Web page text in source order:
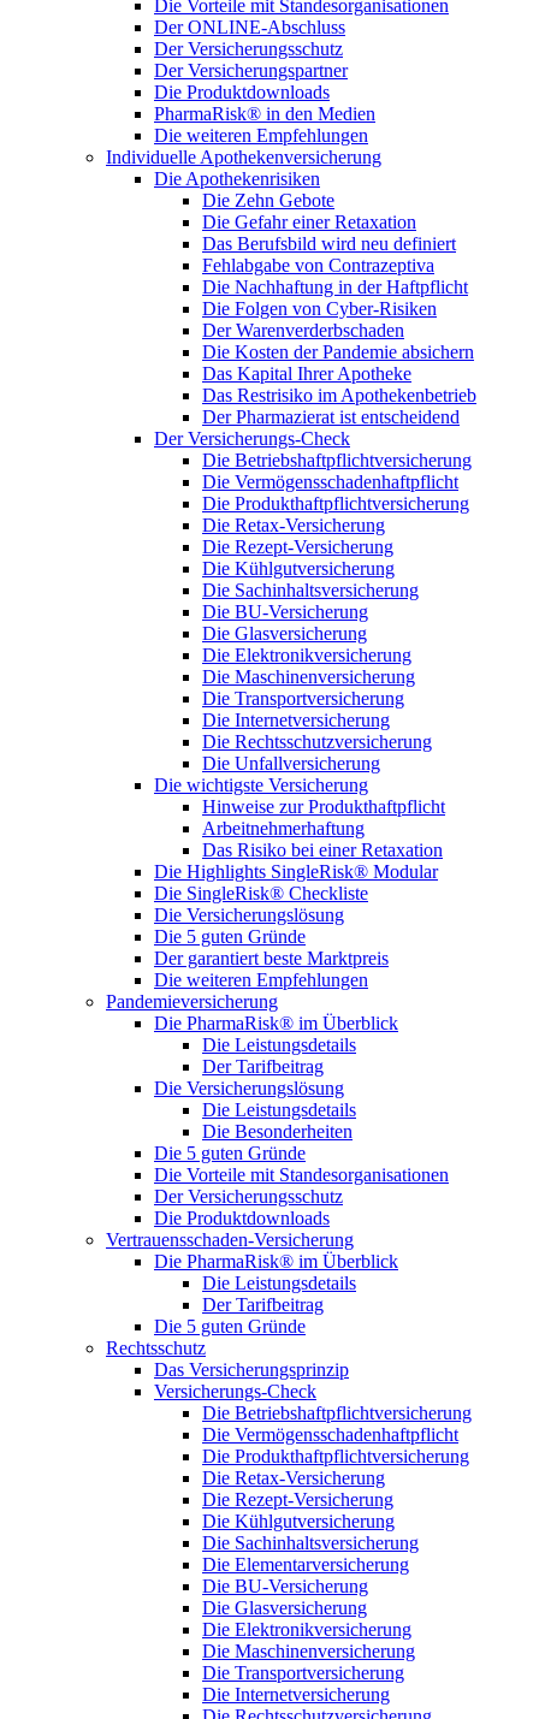
Die Vorteile mit Standesorganisationen
Der ONLINE-Abschluss
Der Versicherungsschutz
Der Versicherungspartner
Die Produktdownloads
PharmaRisk® in den Medien
Die weiteren Empfehlungen
Individuelle Apothekenversicherung
Die Apothekenrisiken
Die Zehn Gebote
Die Gefahr einer Retaxation
Das Berufsbild wird neu definiert
Fehlabgabe von Contrazeptiva
Die Nachhaftung in der Haftpflicht
Die Folgen von Cyber-Risiken
Der Warenverderbschaden
Die Kosten der Pandemie absichern
Das Kapital Ihrer Apotheke
Das Restrisiko im Apothekenbetrieb
Der Pharmazierat ist entscheidend
Der Versicherungs-Check
Die Betriebshaftpflichtversicherung
Die Vermögensschadenhaftpflicht
Die Produkthaftpflichtversicherung
Die Retax-Versicherung
Die Rezept-Versicherung
Die Kühlgutversicherung
Die Sachinhaltsversicherung
Die BU-Versicherung
Die Glasversicherung
Die Elektronikversicherung
Die Maschinenversicherung
Die Transportversicherung
Die Internetversicherung
Die Rechtsschutzversicherung
Die Unfallversicherung
Die wichtigste Versicherung
Hinweise zur Produkthaftpflicht
Arbeitnehmerhaftung
Das Risiko bei einer Retaxation
Die Highlights SingleRisk® Modular
Die SingleRisk® Checkliste
Die Versicherungslösung
Die 5 guten Gründe
Der garantiert beste Marktpreis
Die weiteren Empfehlungen
Pandemieversicherung
Die PharmaRisk® im Überblick
Die Leistungsdetails
Der Tarifbeitrag
Die Versicherungslösung
Die Leistungsdetails
Die Besonderheiten
Die 5 guten Gründe
Die Vorteile mit Standesorganisationen
Der Versicherungsschutz
Die Produktdownloads
Vertrauensschaden-Versicherung
Die PharmaRisk® im Überblick
Die Leistungsdetails
Der Tarifbeitrag
Die 5 guten Gründe
Rechtsschutz
Das Versicherungsprinzip
Versicherungs-Check
Die Betriebshaftpflichtversicherung
Die Vermögensschadenhaftpflicht
Die Produkthaftpflichtversicherung
Die Retax-Versicherung
Die Rezept-Versicherung
Die Kühlgutversicherung
Die Sachinhaltsversicherung
Die Elementarversicherung
Die BU-Versicherung
Die Glasversicherung
Die Elektronikversicherung
Die Maschinenversicherung
Die Transportversicherung
Die Internetversicherung